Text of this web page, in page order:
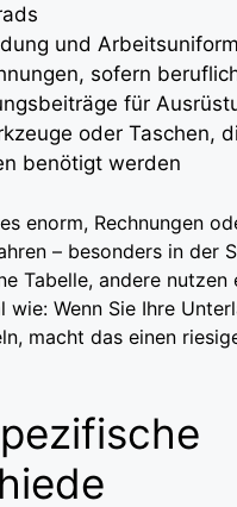
und
sofern
für
oder Taschen,
benötigt werden
enorm, Rechnungen
– besonders in der
Tabelle, andere nutzen
wie: Wenn Sie Ihre
macht das einen